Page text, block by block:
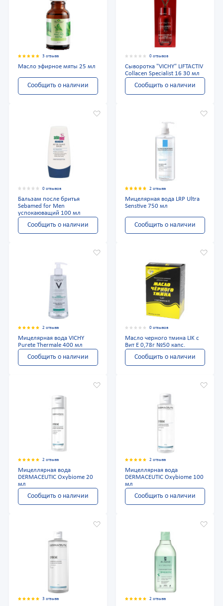
3 отзыва
Масло эфирное мяты 25 мл
Сообщить о наличии
0 отзывов
Сыворотка "VICHY" LIFTACTIV
Collacen Specialist 16 30 мл
Сообщить о наличии
0 отзывов
Бальзам после бритья
Sebamed for Men
успокаюващий 100 мл
Сообщить о наличии
2 отзыва
Мицелярная вода LRP Ultra
Senstive 750 мл
Сообщить о наличии
2 отзыва
Мицелярная вода VICHY
Purete Thermale 400 мл
Сообщить о наличии
0 отзывов
Масло черного тмина LIK c
Вит Е 0,78г №50 капс.
Сообщить о наличии
2 отзыва
Мицеллярная вода
DERMACEUTIC Oxybiome 20
мл
Сообщить о наличии
2 отзыва
Мицеллярная вода
DERMACEUTIC Oxybiome 100
мл
Сообщить о наличии
3 отзыва 2 отзыва